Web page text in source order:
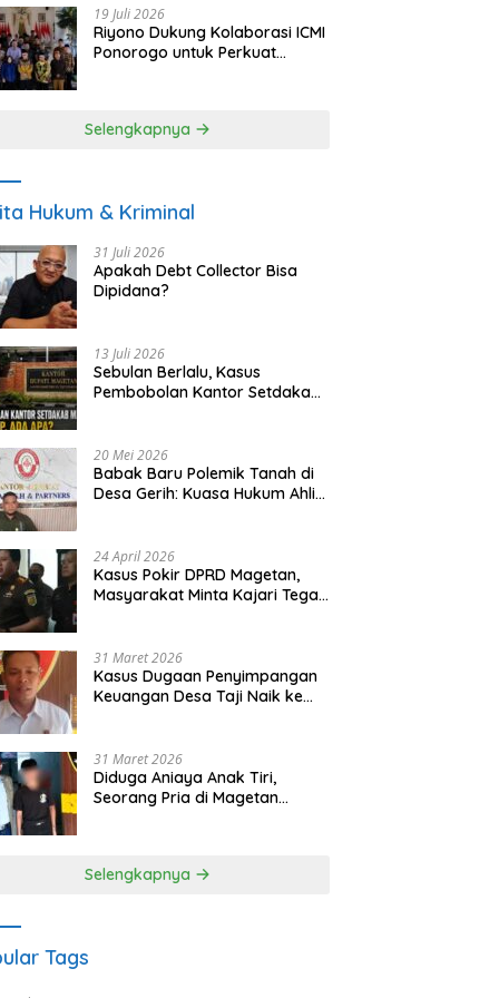
19 Juli 2026
Riyono Dukung Kolaborasi ICMI
Ponorogo untuk Perkuat
Selengkapnya
Hukum & Kriminal
31 Juli 2026
Apakah Debt Collector Bisa
Dipidana?
13 Juli 2026
Sebulan Berlalu, Kasus
Pembobolan Kantor Setdakab
20 Mei 2026
Babak Baru Polemik Tanah di
Desa Gerih: Kuasa Hukum Ahli
24 April 2026
Kasus Pokir DPRD Magetan,
Masyarakat Minta Kajari Tegak
31 Maret 2026
Kasus Dugaan Penyimpangan
Keuangan Desa Taji Naik ke
31 Maret 2026
Diduga Aniaya Anak Tiri,
Seorang Pria di Magetan
Selengkapnya
Tags